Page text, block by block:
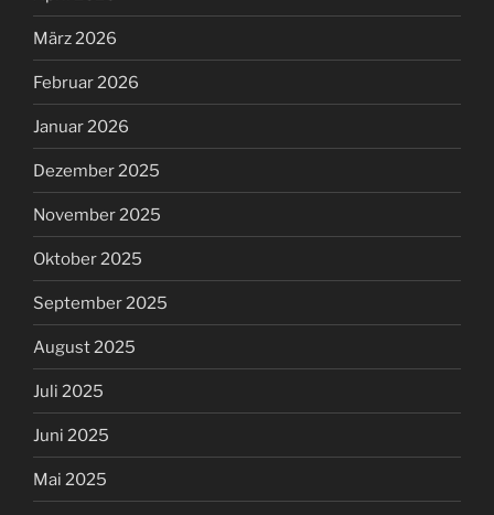
März 2026
Februar 2026
Januar 2026
Dezember 2025
November 2025
Oktober 2025
September 2025
August 2025
Juli 2025
Juni 2025
Mai 2025